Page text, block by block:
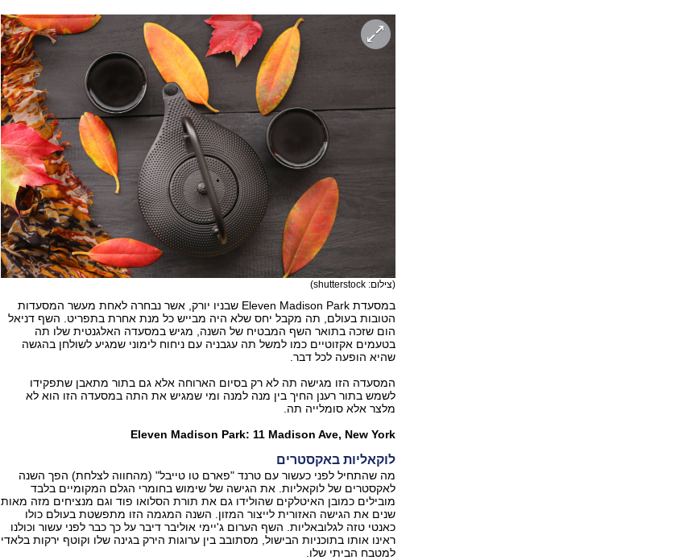
(צילום: shutterstock)
במסעדת Eleven Madison Park שבניו יורק, אשר נבחרה לאחת מעשר המסעדות
הטובות בעולם, תה מקבל יחס שלא היה מבייש כל מנת אחרת בתפריט. השף דניאל
הום שזכה בתואר השף המבטיח של השנה, מגיש במסעדה האלגנטית שלו תה
בטעמים אקזוטיים כמו למשל תה עגבניה עם ניחוח לימוני שמגיע לשולחן בהגשה
שהיא הופעה לכל דבר.
המסעדה הזו מגישה תה לא רק בסיום הארוחה אלא גם בתור מתאבן שתפקידו
לשמש בתור רענן החיך בין מנה למנה ומי שמגיש את התה במסעדה הזו הוא לא
מלצר אלא סומלייה תה.
Eleven Madison Park: 11 Madison Ave, New York
לוקאליות באקסטרים
מה שהתחיל לפני כעשור עם טרנד "פארם טו טייבל" (מהחווה לצלחת) הפך השנה
לאקסטרים של לוקאליות. את הגישה של שימוש בחומרי הגלם המקומיים בלבד
מובילים כמובן האיטלקים שהולידו גם את תורת הסלואו פוד וגם מנציחים מזה מאות
שנים את הגישה האזורית לייצור המזון. השנה המגמה הזו מתפשטת בעולם כולו
כאנטי טזה לגלובאליות. השף הערום ג'יימי אוליבר דיבר על כך כבר לפני עשור וכולנו
ראינו אותו בתוכניות הבישול, מסתובב בין ערוגות הירק בגינה שלו וקוטף ירקות בלאדי
למטבח הביתי שלו.